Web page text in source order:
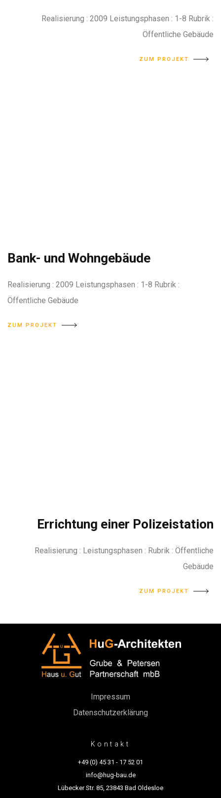
Realisierung : 2009 Leistungsphasen : 1-8 Rubrik :
Öffentliche Gebäude
ZUM PROJEKT
Bank- und Wohngebäude
Realisierung : 2009 Leistungsphasen : 1-8 Rubrik :
Öffentliche Gebäude
ZUM PROJEKT
Errichtung einer Polizeistation
Realisierung : Leistungsphasen : Rubrik : Öffentliche
Gebäude
ZUM PROJEKT
Impressum
Datenschutzerklärung
Kontakt
+49 (0) 45 31 - 17 52 01
info@hug-bau.de
Lübecker Str. 85, 23843 Bad Oldesloe